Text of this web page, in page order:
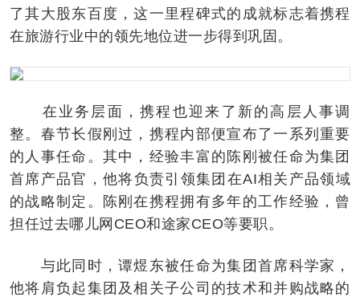
了其大股东百度，这一里程碑式的成就标志着携程
在旅游行业中的领先地位进一步得到巩固。
在业务层面，携程也迎来了新的高层人事调
整。春节长假刚过，携程内部便宣布了一系列重要
的人事任命。其中，经验丰富的陈刚被任命为集团
首席产品官，他将负责引领集团在AI相关产品领域
的战略制定。陈刚在携程拥有多年的工作经验，曾
担任过去哪儿网CEO和途家CEO等要职。
与此同时，谭煜东被任命为集团首席科学家，
他将肩负起集团及相关子公司的技术和并购战略的